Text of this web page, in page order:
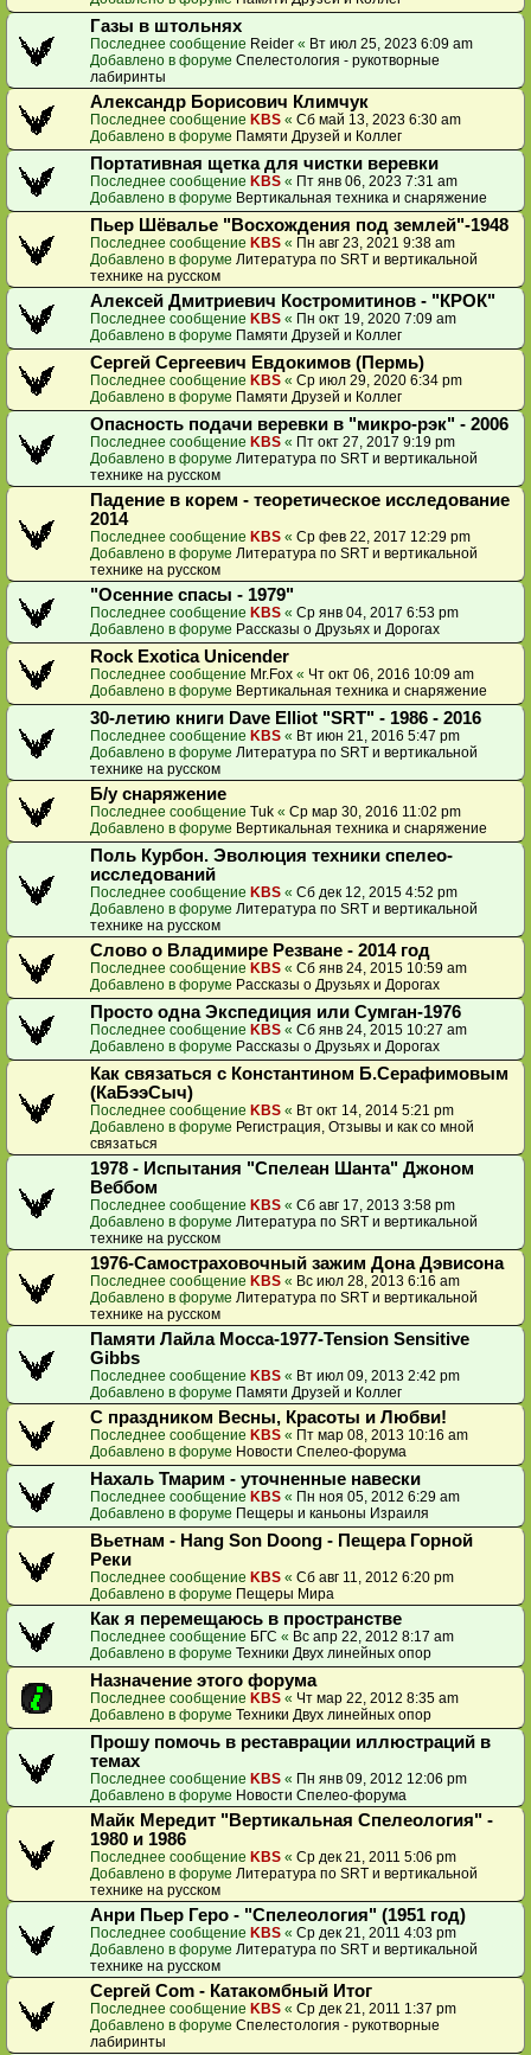
Газы в штольнях
Последнее сообщение Reider « Вт июл 25, 2023 6:09 am
Добавлено в форуме Спелестология - рукотворные
лабиринты
Александр Борисович Климчук
Последнее сообщение KBS « Сб май 13, 2023 6:30 am
Добавлено в форуме Памяти Друзей и Коллег
Портативная щетка для чистки веревки
Последнее сообщение KBS « Пт янв 06, 2023 7:31 am
Добавлено в форуме Вертикальная техника и снаряжение
Пьер Шёвалье "Восхождения под землей"-1948
Последнее сообщение KBS « Пн авг 23, 2021 9:38 am
Добавлено в форуме Литература по SRT и вертикальной
технике на русском
Алексей Дмитриевич Костромитинов - "КРОК"
Последнее сообщение KBS « Пн окт 19, 2020 7:09 am
Добавлено в форуме Памяти Друзей и Коллег
Сергей Сергеевич Евдокимов (Пермь)
Последнее сообщение KBS « Ср июл 29, 2020 6:34 pm
Добавлено в форуме Памяти Друзей и Коллег
Опасность подачи веревки в "микро-рэк" - 2006
Последнее сообщение KBS « Пт окт 27, 2017 9:19 pm
Добавлено в форуме Литература по SRT и вертикальной
технике на русском
Падение в корем - теоретическое исследование
2014
Последнее сообщение KBS « Ср фев 22, 2017 12:29 pm
Добавлено в форуме Литература по SRT и вертикальной
технике на русском
"Осенние спасы - 1979"
Последнее сообщение KBS « Ср янв 04, 2017 6:53 pm
Добавлено в форуме Рассказы о Друзьях и Дорогах
Rock Exotica Unicender
Последнее сообщение Mr.Fox « Чт окт 06, 2016 10:09 am
Добавлено в форуме Вертикальная техника и снаряжение
30-летию книги Dave Elliot "SRT" - 1986 - 2016
Последнее сообщение KBS « Вт июн 21, 2016 5:47 pm
Добавлено в форуме Литература по SRT и вертикальной
технике на русском
Б/у снаряжение
Последнее сообщение Tuk « Ср мар 30, 2016 11:02 pm
Добавлено в форуме Вертикальная техника и снаряжение
Поль Курбон. Эволюция техники спелео-
исследований
Последнее сообщение KBS « Сб дек 12, 2015 4:52 pm
Добавлено в форуме Литература по SRT и вертикальной
технике на русском
Слово о Владимире Резване - 2014 год
Последнее сообщение KBS « Сб янв 24, 2015 10:59 am
Добавлено в форуме Рассказы о Друзьях и Дорогах
Просто одна Экспедиция или Сумган-1976
Последнее сообщение KBS « Сб янв 24, 2015 10:27 am
Добавлено в форуме Рассказы о Друзьях и Дорогах
Как связаться с Константином Б.Серафимовым
(КаБээСыч)
Последнее сообщение KBS « Вт окт 14, 2014 5:21 pm
Добавлено в форуме Регистрация, Отзывы и как со мной
связаться
1978 - Испытания "Спелеан Шанта" Джоном
Веббом
Последнее сообщение KBS « Сб авг 17, 2013 3:58 pm
Добавлено в форуме Литература по SRT и вертикальной
технике на русском
1976-Самостраховочный зажим Дона Дэвисона
Последнее сообщение KBS « Вс июл 28, 2013 6:16 am
Добавлено в форуме Литература по SRT и вертикальной
технике на русском
Памяти Лайла Мосса-1977-Tension Sensitive
Gibbs
Последнее сообщение KBS « Вт июл 09, 2013 2:42 pm
Добавлено в форуме Памяти Друзей и Коллег
С праздником Весны, Красоты и Любви!
Последнее сообщение KBS « Пт мар 08, 2013 10:16 am
Добавлено в форуме Новости Спелео-форума
Нахаль Тмарим - уточненные навески
Последнее сообщение KBS « Пн ноя 05, 2012 6:29 am
Добавлено в форуме Пещеры и каньоны Израиля
Вьетнам - Hang Son Doong - Пещера Горной
Реки
Последнее сообщение KBS « Сб авг 11, 2012 6:20 pm
Добавлено в форуме Пещеры Мира
Как я перемещаюсь в пространстве
Последнее сообщение БГС « Вс апр 22, 2012 8:17 am
Добавлено в форуме Техники Двух линейных опор
Назначение этого форума
Последнее сообщение KBS « Чт мар 22, 2012 8:35 am
Добавлено в форуме Техники Двух линейных опор
Прошу помочь в реставрации иллюстраций в
темах
Последнее сообщение KBS « Пн янв 09, 2012 12:06 pm
Добавлено в форуме Новости Спелео-форума
Майк Мередит "Вертикальная Спелеология" -
1980 и 1986
Последнее сообщение KBS « Ср дек 21, 2011 5:06 pm
Добавлено в форуме Литература по SRT и вертикальной
технике на русском
Анри Пьер Геро - "Спелеология" (1951 год)
Последнее сообщение KBS « Ср дек 21, 2011 4:03 pm
Добавлено в форуме Литература по SRT и вертикальной
технике на русском
Сергей Com - Катакомбный Итог
Последнее сообщение KBS « Ср дек 21, 2011 1:37 pm
Добавлено в форуме Спелестология - рукотворные
лабиринты